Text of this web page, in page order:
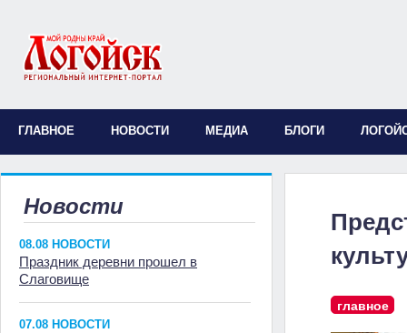
ГЛАВНОЕ НОВОСТИ МЕДИА БЛОГИ
Новости
08.08 НОВОСТИ
Праздник деревни прошел в
Слаговище
07.08 НОВОСТИ
главное